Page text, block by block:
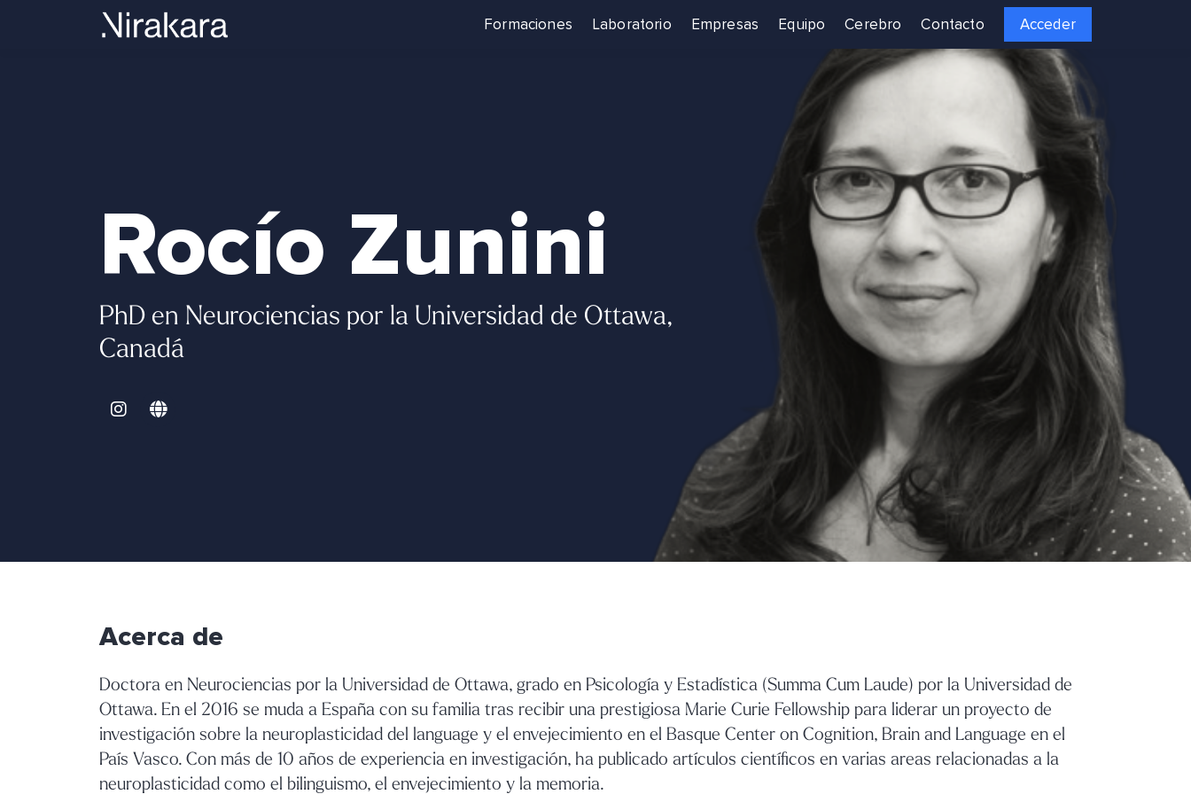
Formaciones Laboratorio Empresas Equipo Cerebro Contacto Acceder
Rocío Zunini
PhD en Neurociencias por la Universidad de Ottawa,
Canadá
Acerca de
Doctora en Neurociencias por la Universidad de Ottawa, grado en Psicología y Estadística (Summa Cum Laude) por la Universidad de
Ottawa. En el 2016 se muda a España con su familia tras recibir una prestigiosa Marie Curie Fellowship para liderar un proyecto de
investigación sobre la neuroplasticidad del language y el envejecimiento en el Basque Center on Cognition, Brain and Language en el
País Vasco. Con más de 10 años de experiencia en investigación, ha publicado artículos científicos en varias areas relacionadas a la
neuroplasticidad como el bilinguismo, el envejecimiento y la memoria.